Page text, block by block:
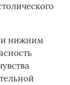
и нижним